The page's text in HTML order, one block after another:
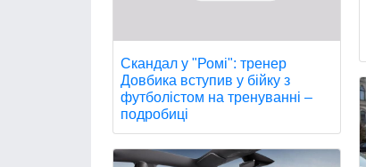
Скандал у "Ромі": тренер
Довбика вступив у бійку з
футболістом на тренуванні –
подробиці